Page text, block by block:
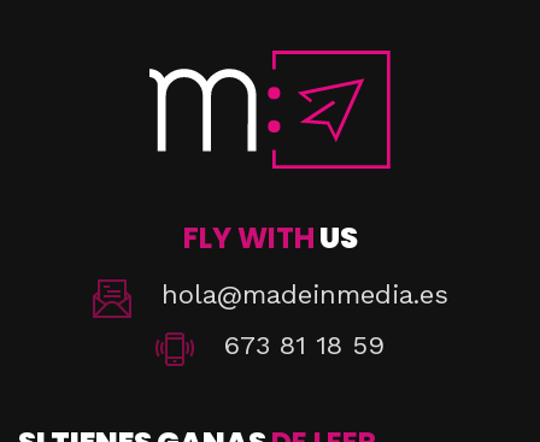
FLY WITHUS
hola@madeinmedia.es
673 81 18 59